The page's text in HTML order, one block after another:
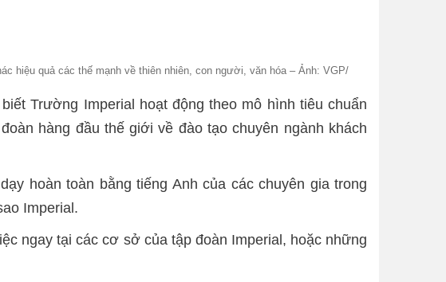
hiệu quả các thế mạnh về thiên nhiên, con người, văn hóa – Ảnh: VGP/
Trường Imperial hoạt động theo mô hình tiêu chuẩn
hàng đầu thế giới về đào tạo chuyên ngành khách
hoàn toàn bằng tiếng Anh của các chuyên gia trong
Imperial.
ngay tại các cơ sở của tập đoàn Imperial, hoặc những